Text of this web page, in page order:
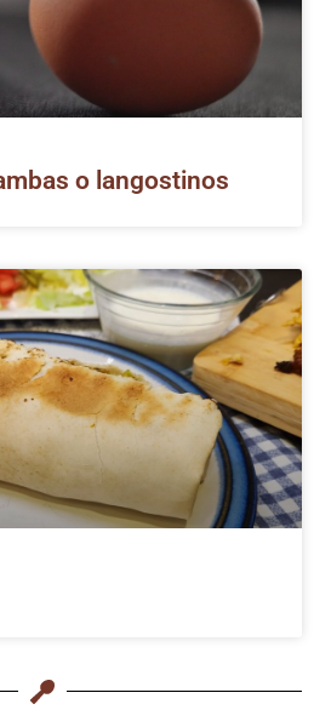
o langostinos